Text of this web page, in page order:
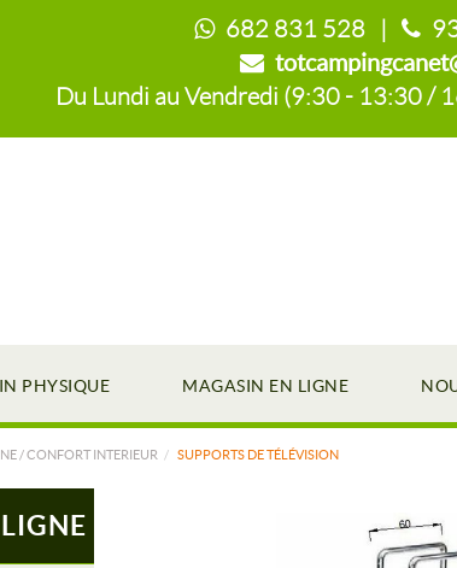
682 831 528 |
Du Lundi au Vendredi (9:30 - 13:30 /
PHYSIQUE MAGASIN EN LIGNE
/ CONFORT INTERIEUR SUPPORTS DE TÉLÉVISION